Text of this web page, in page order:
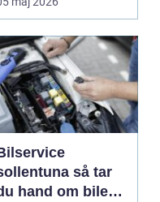
så tar
hand om bilen